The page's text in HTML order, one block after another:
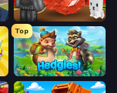
Grow A Garden | Growden.io
Top
Hedgies